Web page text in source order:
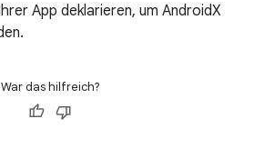
App deklarieren, um AndroidX
War das hilfreich?